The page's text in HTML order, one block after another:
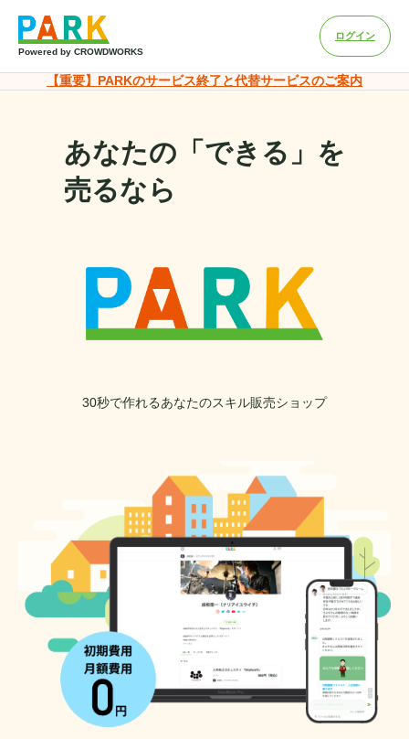
Powered by CROWDWORKS
ログイン
【重要】PARKのサービス終了と代替サービスのご案内
あなたの「できる」 を
売るなら
30秒で作れるあなたのスキル販売ショップ